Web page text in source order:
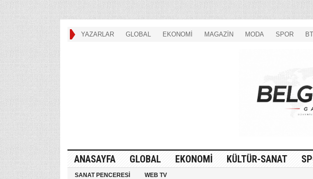
YAZARLAR GLOBAL EKONOMİ MAGAZİN MODA SPOR
ANASAYFA GLOBAL EKONOMİ KÜLTÜR-SANAT
SANAT PENCERESİ WEB TV